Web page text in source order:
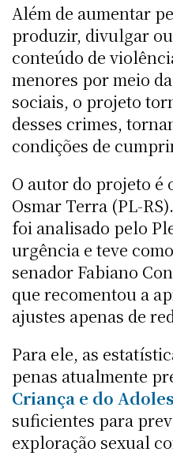
Além de aumentar
produzir, divulgar
conteúdo de
menores por meio
sociais, o projeto
desses crimes,
condições de
O autor do projeto é
Osmar Terra (PL-
foi analisado pelo
urgência e teve
senador Fabiano
que recomentou a
ajustes apenas de
Para ele, as
penas atualmente
Criança e do
suficientes para
exploração sexual